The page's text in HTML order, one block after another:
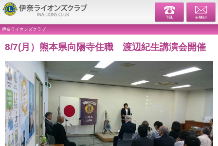
伊奈ライ
伊奈ライオンズクラブ
8/7(月）熊本県向陽寺住職 渡辺紀生講演会開催